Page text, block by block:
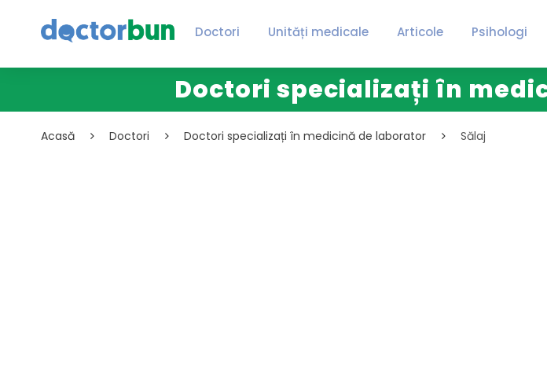
Doctori Unități medicale Articole Psihologi
Doctori specializați în
Acasă Doctori Doctori specializați în medicină de laborator Sălaj